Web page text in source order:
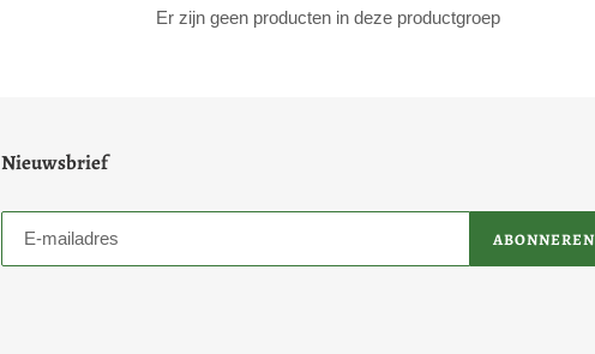
Er zijn geen producten in deze productgroep
Nieuwsbrief
ABONNEREN